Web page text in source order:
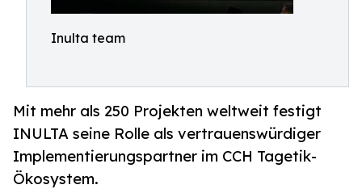
Inulta team
Mit mehr als 250 Projekten weltweit festigt
INULTA seine Rolle als vertrauenswürdiger
Implementierungspartner im CCH Tagetik-
Ökosystem.